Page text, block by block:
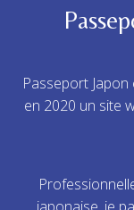
Passeport
en 2020 un site
japonaise, je